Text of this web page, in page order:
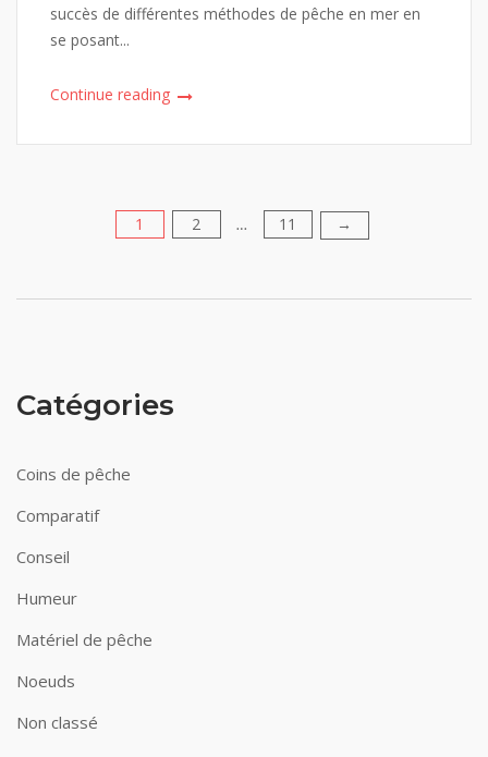
succès de différentes méthodes de pêche en mer en
se posant...
Continue reading
Pagination
1 2 … 11 →
Catégories
Coins de pêche
Comparatif
Conseil
Humeur
Matériel de pêche
Noeuds
Non classé